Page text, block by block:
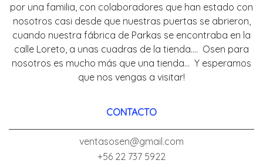
por una familia, con colaboradores que han estado con
nosotros casi desde que nuestras puertas se abrieron,
cuando nuestra fábrica de Parkas se encontraba en la
calle Loreto, a unas cuadras de la tienda.... Osen para
nosotros es mucho más que una tienda... Y esperamos
que nos vengas a visitar!
CONTACTO
ventasosen@gmail.com
+56 22 737 5922